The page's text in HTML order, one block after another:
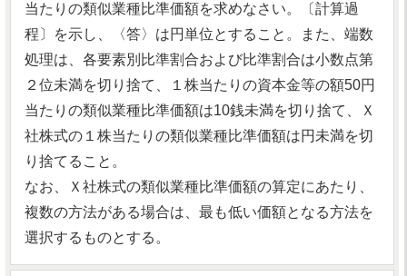
当たりの類似業種比準価額を求めなさい。〔計算過
程〕を示し、〈答〉は円単位とすること。また、端数
処理は、各要素別比準割合および比準割合は小数点第
２位未満を切り捨て、１株当たりの資本金等の額50円
当たりの類似業種比準価額は10銭未満を切り捨て、Ｘ
社株式の１株当たりの類似業種比準価額は円未満を切
り捨てること。
なお、Ｘ社株式の類似業種比準価額の算定にあたり、
複数の方法がある場合は、最も低い価額となる方法を
選択するものとする。